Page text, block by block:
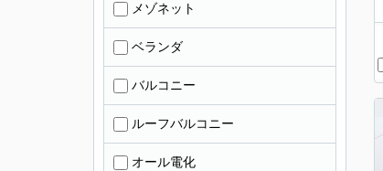
メゾネット
ベランダ
バルコニー
ルーフバルコニー
オール電化